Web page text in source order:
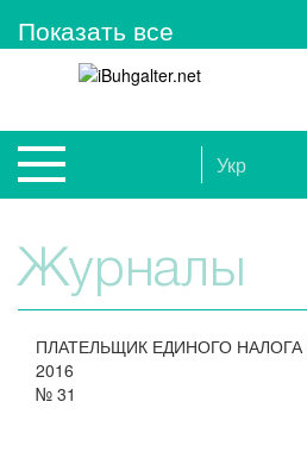
Показать все
Укр
Журналы
ПЛАТЕЛЬЩИК ЕДИНОГО НАЛОГА
2016
№ 31